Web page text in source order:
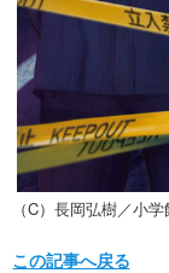
（C）長岡弘樹／小学
この記事へ戻る